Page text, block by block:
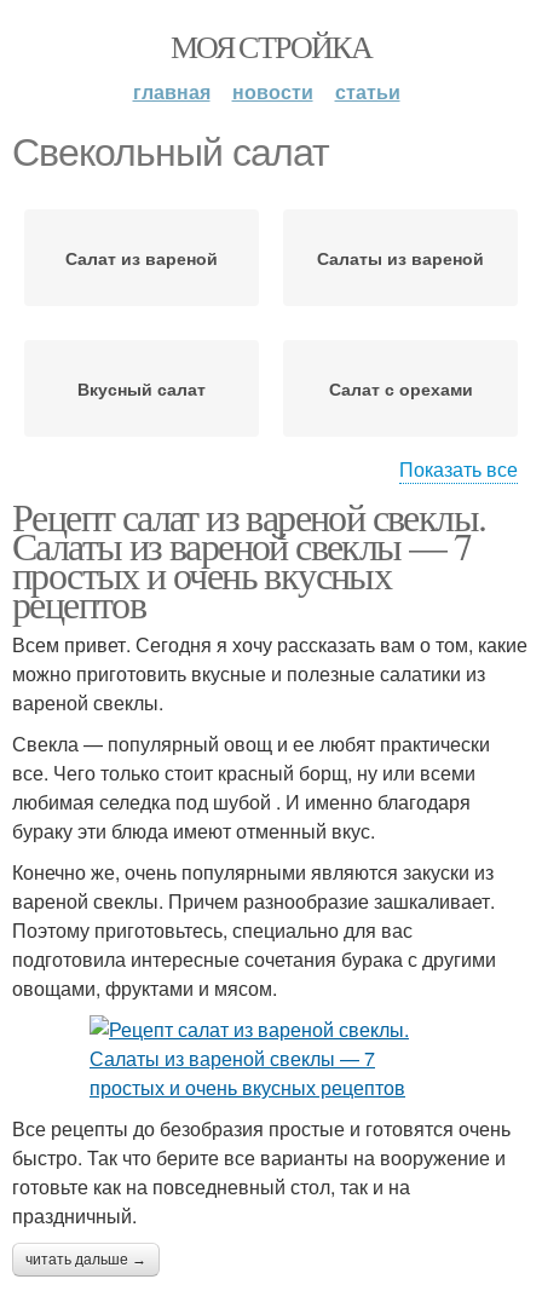
МОЯ СТРОЙКА
главная новости статьи
Свекольный салат
Салат из вареной Салаты из вареной
Вкусный салат Салат с орехами
Полезные салаты Салат с сельдью
Показать все
Рецепт салат из вареной свеклы.
Салаты из вареной свеклы — 7
простых и очень вкусных
рецептов
Всем привет. Сегодня я хочу рассказать вам о том, какие
можно приготовить вкусные и полезные салатики из
вареной свеклы.
Свекла — популярный овощ и ее любят практически
все. Чего только стоит красный борщ, ну или всеми
любимая селедка под шубой . И именно благодаря
бураку эти блюда имеют отменный вкус.
Конечно же, очень популярными являются закуски из
вареной свеклы. Причем разнообразие зашкаливает.
Поэтому приготовьтесь, специально для вас
подготовила интересные сочетания бурака с другими
овощами, фруктами и мясом.
Все рецепты до безобразия простые и готовятся очень
быстро. Так что берите все варианты на вооружение и
готовьте как на повседневный стол, так и на
праздничный.
читать дальше →